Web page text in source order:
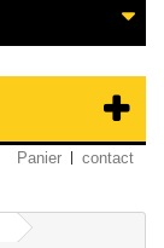
Panier contact